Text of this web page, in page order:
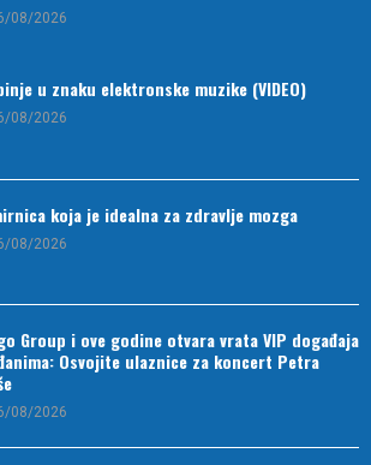
08/2026
u znaku elektronske muzike (VIDEO)
08/2026
koja je idealna za zdravlje mozga
08/2026
Group i ove godine otvara vrata VIP događaja
Osvojite ulaznice za koncert Petra
08/2026